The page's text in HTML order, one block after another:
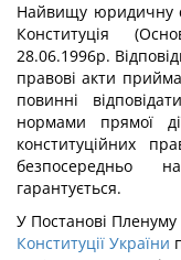
Найвищу юридичну
Конституція
28.06.1996р.
правові акти
повинні
нормами прямої
конституційних
безпосередньо
гарантується.
У Постанові
Конституції України